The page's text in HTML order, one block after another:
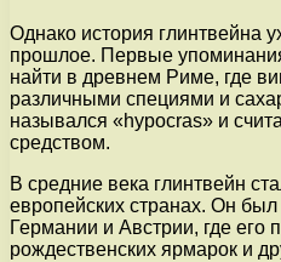
Однако история глинтвейна
прошлое. Первые
найти в древнем Риме, где
различными специями и
назывался «hypocras» и
средством.
В средние века глинтвейн
европейских странах. Он
Германии и Австрии, где его
рождественских ярмарок и